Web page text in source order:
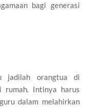
bagi generasi
jadilah orangtua di
rumah. Intinya harus
dalam melahirkan